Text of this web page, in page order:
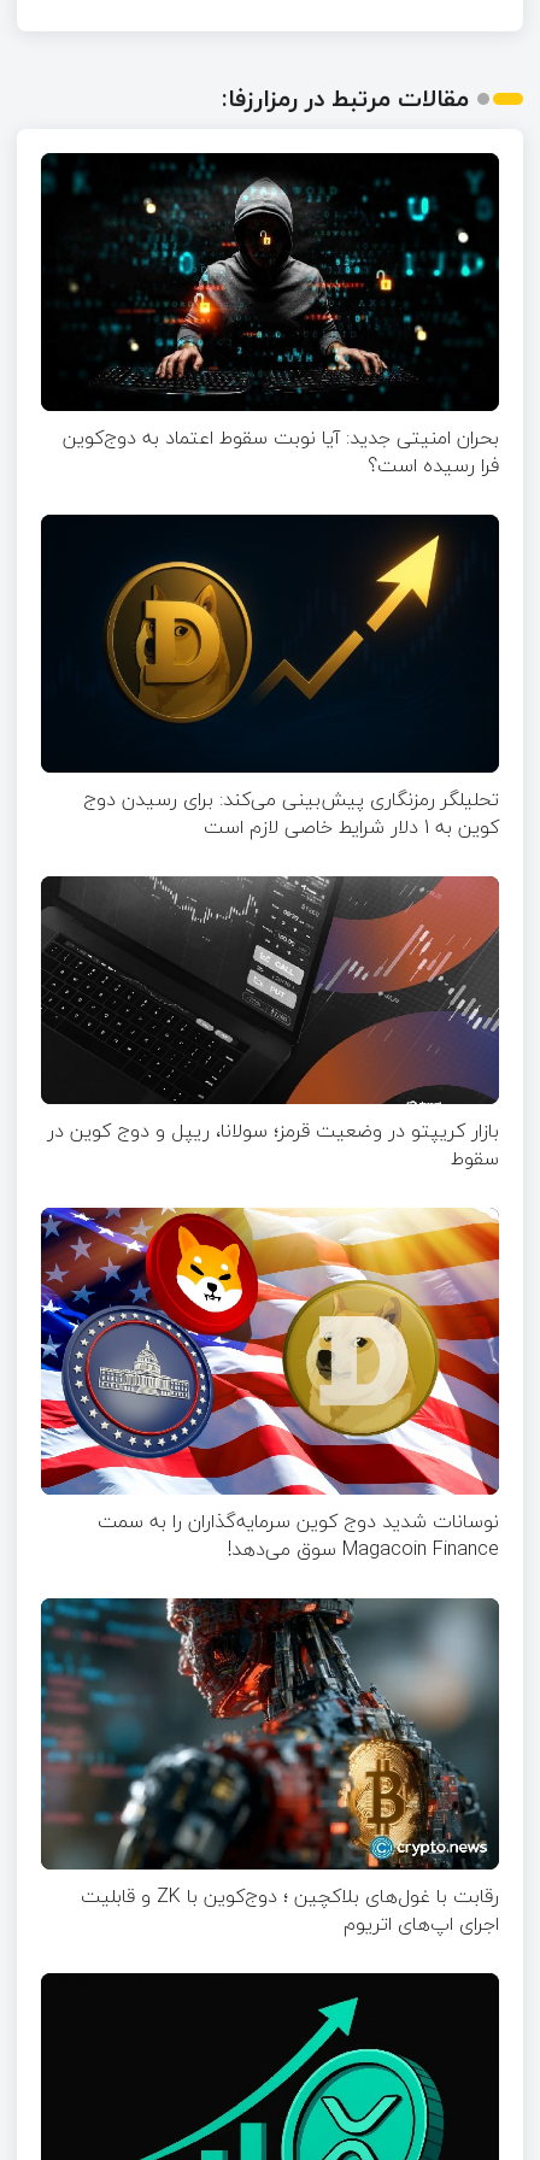
مقالات مرتبط در رمزارزفا:
بحران امنیتی جدید: آیا نوبت سقوط اعتماد به دوج‌کوین
فرا رسیده است؟
تحلیلگر رمزنگاری پیش‌بینی می‌کند: برای رسیدن دوج
کوین به 1 دلار شرایط خاصی لازم است
بازار کریپتو در وضعیت قرمز؛ سولانا، ریپل و دوج کوین در
سقوط
نوسانات شدید دوج کوین سرمایه‌گذاران را به سمت
Magacoin Finance سوق می‌دهد!
رقابت با غول‌های بلاکچین ؛ دوج‌کوین با ZK و قابلیت
اجرای اپ‌های اتریوم